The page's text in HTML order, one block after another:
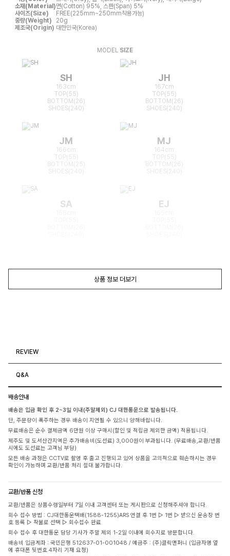
소재(Material)면(Cotton) 95%, 스판(Span) 5%
사이즈(Size)
FREE(225mm~250mm착용가능)
중량(Weight)
20g
제조국(Origin) 대한민국(Korea)
MODEL SIZE
SH
163cm
TOP(55)
BOTTOM(26)
SHOES(240)
JH
167cm
TOP(55)
BOTTOM(26)
SHOES(240)
JM
166cm
TOP(55)
BOTTOM(25)
MJ
164cm
TOP(55)
BOTTOM(26)
SA EJ
상품 정보 더보기
REVIEW
Q&A
배송안내
배송은 입금 확인 후 2~3일 이내(주말제외) CJ 대한통운으로 발송됩니다.
단, 주문량이 폭주하는 경우 배송이 지연될 수 있으니 양해바랍니다.
무료배송은 순수 결제금액 6만원 이상 구매시(할인 및 적립금 제외한 금액) 적용됩니다.
제주도 및 도서산간지역은 추가배송비(도선료) 3,000원이 부과됩니다. (무료배송,교환/반품
시에도 도선료는 고객님 부담)
모든 배송 과정은 CCTV로 촬영 후 출고 진행되고 있어 상품을 고의적으로 훼손하시는 경우
확인이 가능하며 교환/반품 처리 절대 불가합니다.
교환/반품 신청
교환/반품은 상품수령일부터 7일 이내 고객센터 또는 게시판으로 신청해주셔야 합니다.
회수 접수 방법 : CJ대한통운택배(1588-1255)ARS 연결 후 1번 ▷ 1번 ▷ 받으신 운송장 번
호 등록 ▷ 착불로 선택 ▷ 회수접수 완료
회수 접수 후 대한통운 담당 기사가 주말 제외 1-2일 이내에 회수지로 방문합니다.
배송비 입금계좌 : 국민은행 512637-01-001048 / 예금주 : (주)클릭앤퍼니 (입금자명 옆
에 휴대폰 뒷번호 4자리 기재 요청)